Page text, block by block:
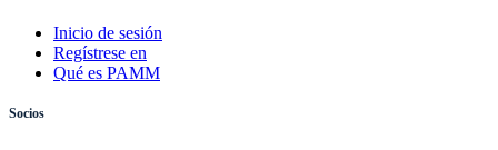
Inicio de sesión
Regístrese en
Qué es PAMM
Socios